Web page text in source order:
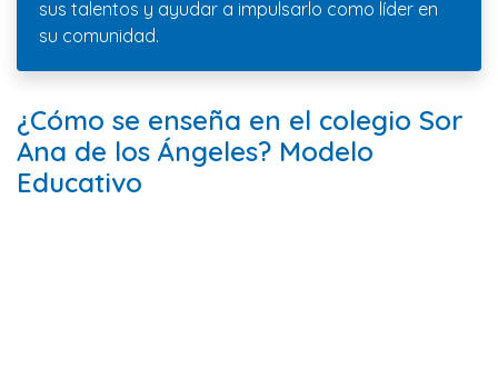
sus talentos y ayudar a impulsarlo como líder en
su comunidad.
¿Cómo se enseña en el colegio Sor
Ana de los Ángeles? Modelo
Educativo